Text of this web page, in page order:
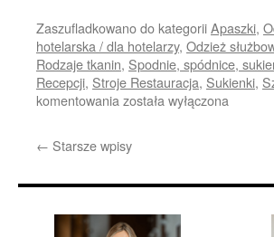
Zaszufladkowano do kategoriiApaszki,
hotelarska / dla hotelarzy, Odzież
Rodzaje tkanin, Spodnie, spódnice,
Recepcji, Stroje Restauracja, Sukienki,
komentowania Elegancka
pracy
została wyłączona
← Starsze wpisy